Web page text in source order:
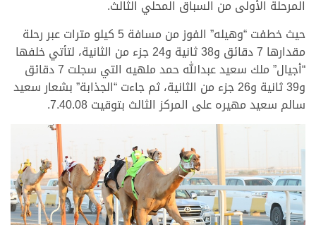
المرحلة الأولى من السباق المحلي الثالث.
حيث خطفت “وهيله” الفوز من مسافة 5 كيلو مترات عبر رحلة
مقدارها 7 دقائق و38 ثانية و24 جزء من الثانية، لتأتي خلفها
“أجيال” ملك سعيد عبدالله حمد ملهيه التي سجلت 7 دقائق
و39 ثانية و26 جزء من الثانية، ثم جاءت “الجذابة” بشعار سعيد
سالم سعيد مهيره على المركز الثالث بتوقيت 7.40.08.